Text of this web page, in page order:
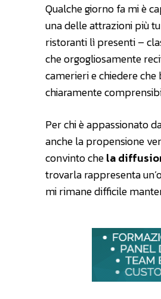
Qualche giorno fa mi è
una delle attrazioni più
ristoranti lì presenti –
che orgogliosamente
camerieri e chiedere
chiaramente
Per chi è appassionato
anche la propensione
convinto chela
trovarla rappresenta
mi rimane difficile